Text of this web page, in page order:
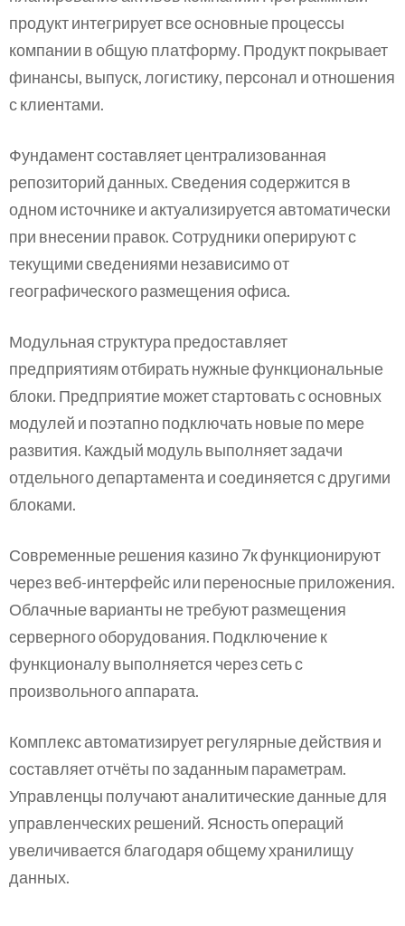
продукт интегрирует все основные процессы
компании в общую платформу. Продукт покрывает
финансы, выпуск, логистику, персонал и отношения
с клиентами.
Фундамент составляет централизованная
репозиторий данных. Сведения содержится в
одном источнике и актуализируется автоматически
при внесении правок. Сотрудники оперируют с
текущими сведениями независимо от
географического размещения офиса.
Модульная структура предоставляет
предприятиям отбирать нужные функциональные
блоки. Предприятие может стартовать с основных
модулей и поэтапно подключать новые по мере
развития. Каждый модуль выполняет задачи
отдельного департамента и соединяется с другими
блоками.
Современные решения казино 7к функционируют
через веб-интерфейс или переносные приложения.
Облачные варианты не требуют размещения
серверного оборудования. Подключение к
функционалу выполняется через сеть с
произвольного аппарата.
Комплекс автоматизирует регулярные действия и
составляет отчёты по заданным параметрам.
Управленцы получают аналитические данные для
управленческих решений. Ясность операций
увеличивается благодаря общему хранилищу
данных.